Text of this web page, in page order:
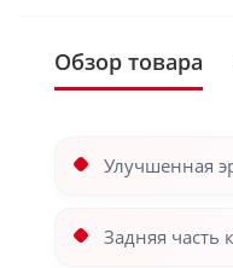
Обзор товара
Улучшенная
Задняя часть